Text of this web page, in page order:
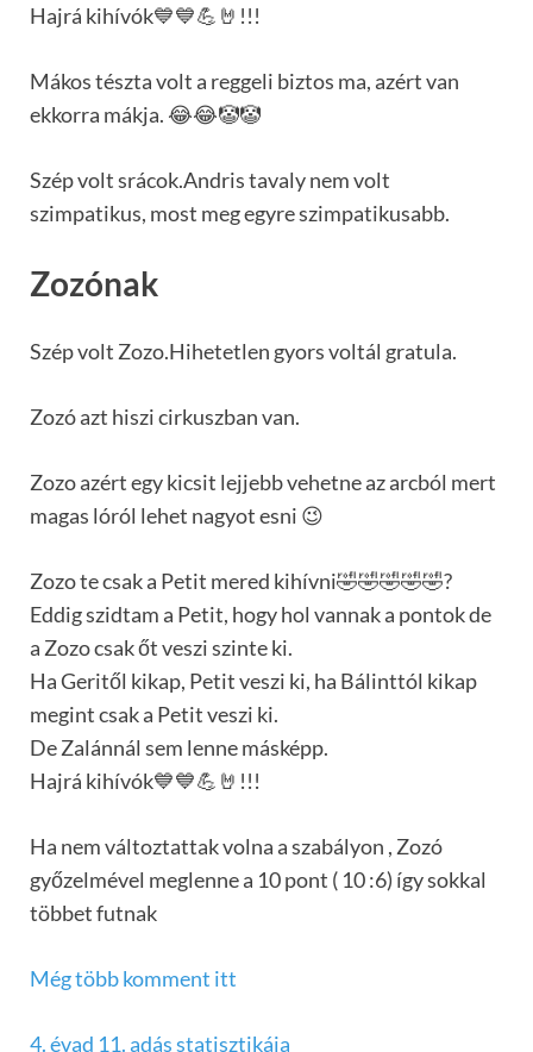
Hajrá kihívók💙💙💪🤘!!!
Mákos tészta volt a reggeli biztos ma, azért van
ekkorra mákja. 😂😂🤡🤡
Szép volt srácok.Andris tavaly nem volt
szimpatikus, most meg egyre szimpatikusabb.
Zozónak
Szép volt Zozo.Hihetetlen gyors voltál gratula.
Zozó azt hiszi cirkuszban van.
Zozo azért egy kicsit lejjebb vehetne az arcból mert
magas lóról lehet nagyot esni 😉
Zozo te csak a Petit mered kihívni🤣🤣🤣🤣🤣?
Eddig szidtam a Petit, hogy hol vannak a pontok de
a Zozo csak őt veszi szinte ki.
Ha Geritől kikap, Petit veszi ki, ha Bálinttól kikap
megint csak a Petit veszi ki.
De Zalánnál sem lenne másképp.
Hajrá kihívók💙💙💪🤘!!!
Ha nem változtattak volna a szabályon , Zozó
győzelmével meglenne a 10 pont ( 10 :6) így sokkal
többet futnak
Még több komment itt
4. évad 11. adás statisztikája